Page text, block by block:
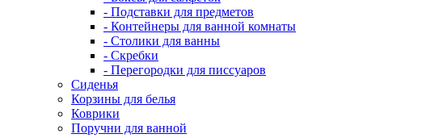
- Подставки для предметов
- Контейнеры для ванной комнаты
- Столики для ванны
- Скребки
- Перегородки для писсуаров
Сиденья
Корзины для белья
Коврики
Поручни для ванной